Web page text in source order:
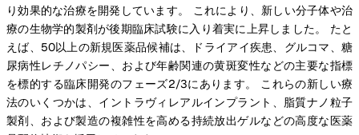
り効果的な治療を開発しています。 これにより、新しい分子体や治
療の生物学的製剤が後期臨床試験に入り着実に上昇しました。 たと
えば、50以上の新規医薬品候補は、ドライアイ疾患、グルコマ、糖
尿病性レチノパシー、および年齢関連の黄斑変性などの主要な指標
を標的する臨床開発のフェーズ2/3にあります。 これらの新しい療
法のいくつかは、イントラヴィレアルインプラント、脂質ナノ粒子
製剤、および製造の複雑性を高める持続放出ゲルなどの高度な医薬